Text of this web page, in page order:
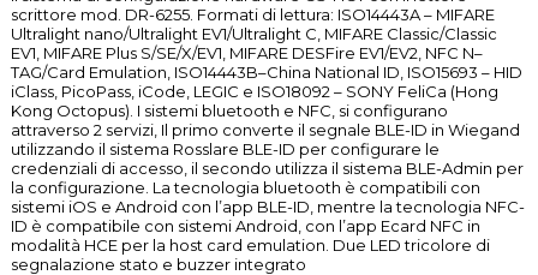
scrittore mod. DR-6255. Formati di lettura: ISO14443A – MIFARE
Ultralight nano/Ultralight EV1/Ultralight C, MIFARE Classic/Classic
EV1, MIFARE Plus S/SE/X/EV1, MIFARE DESFire EV1/EV2, NFC N–
TAG/Card Emulation, ISO14443B–China National ID, ISO15693 – HID
iClass, PicoPass, iCode, LEGIC e ISO18092 – SONY FeliCa (Hong
Kong Octopus). I sistemi bluetooth e NFC, si configurano
attraverso 2 servizi, Il primo converte il segnale BLE-ID in Wiegand
utilizzando il sistema Rosslare BLE-ID per configurare le
credenziali di accesso, il secondo utilizza il sistema BLE-Admin per
la configurazione. La tecnologia bluetooth è compatibili con
sistemi iOS e Android con l’app BLE-ID, mentre la tecnologia NFC-
ID è compatibile con sistemi Android, con l’app Ecard NFC in
modalità HCE per la host card emulation. Due LED tricolore di
segnalazione stato e buzzer integrato